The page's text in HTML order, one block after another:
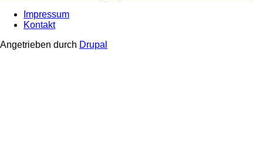
Fußzeilenmenü
Impressum
Kontakt
Angetrieben durch Drupal